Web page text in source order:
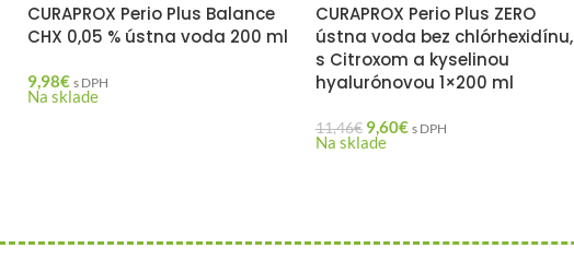
CURAPROX Perio Plus Balance
CHX 0,05 % ústna voda 200 ml
9,98€ s DPH
Na sklade
CURAPROX Perio Plus ZERO
ústna voda bez chlórhexidínu,
s Citroxom a kyselinou
hyalurónovou 1×200 ml
11,46€ 9,60€ s DPH
Na sklade